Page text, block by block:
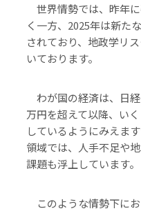
世界情勢では、昨年
く一方、2025年は新た
されており、地政学リ
いております。
わが国の経済は、日
万円を超えて以降、い
しているようにみえま
領域では、人手不足や
課題も浮上しています。
このような情勢下に